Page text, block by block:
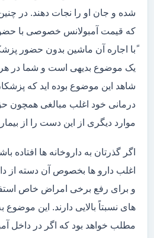
شده و جان او را نجات دهند. در
که قیمت آمبولانس خصوصی با
ًبا اجاره آن ماشین بدون حضور
یک موضوع بدیهی است و شما در
شاهد این موضوع بوده اید که
درمانی خود اغلب مبالغی همچون
موارد دیگری از این دست را از
اگر گذرتان به داروخانه ها افتاده
اغلب دارو ها بخصوص آن دسته از
و برای رفع برخی امراض خاص
های نسبتاً بالایی دارند. این موضوع
مطلب خواهد بود که اگر در داخل